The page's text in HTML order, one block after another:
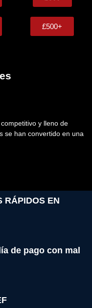
£500+
y lleno de
se han convertido en una
RÁPIDOS EN
de pago con mal